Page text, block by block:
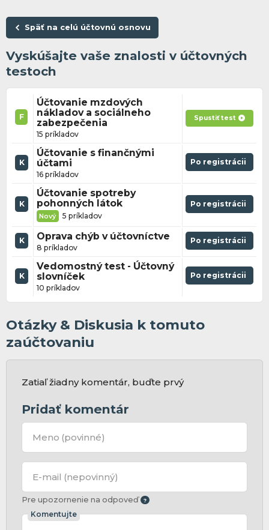
Späť na celú účtovnú osnovu
Vyskúšajte vaše znalosti v účtovných
testoch
F
Účtovanie mzdových
nákladov a sociálneho
zabezpečenia
15 príkladov
Spustiť test
K
Účtovanie s finančnými
účtami
16 príkladov
Po registrácii
K
Účtovanie spotreby
pohonných látok
Nový 5 príkladov
Po registrácii
K Oprava chýb v účtovníctve
8 príkladov
Po registrácii
K
Vedomostný test - Účtovný
slovníček
10 príkladov
Po registrácii
Otázky & Diskusia k tomuto
zaúčtovaniu
Zatiaľ žiadny komentár, buďte prvý
Pridať komentár
Meno (povinné)
E-mail (nepovinný)
Pre upozornenie na odpoveď
Komentujte